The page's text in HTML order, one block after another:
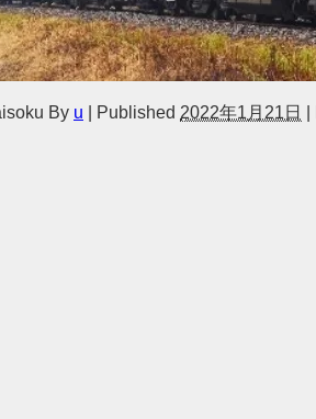
By u Published 2022年1月21日